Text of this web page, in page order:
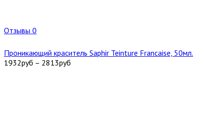
Отзывы 0
Проникающий краситель Saphir Teinture Francaise, 50мл.
1932руб – 2813руб